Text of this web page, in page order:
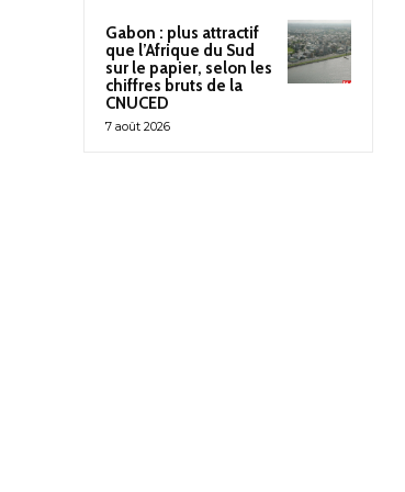
Gabon : plus attractif
que l’Afrique du Sud
sur le papier, selon les
chiffres bruts de la
CNUCED
7 août 2026